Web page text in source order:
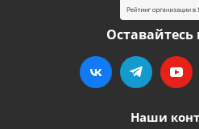
Оставайтесь
Наши